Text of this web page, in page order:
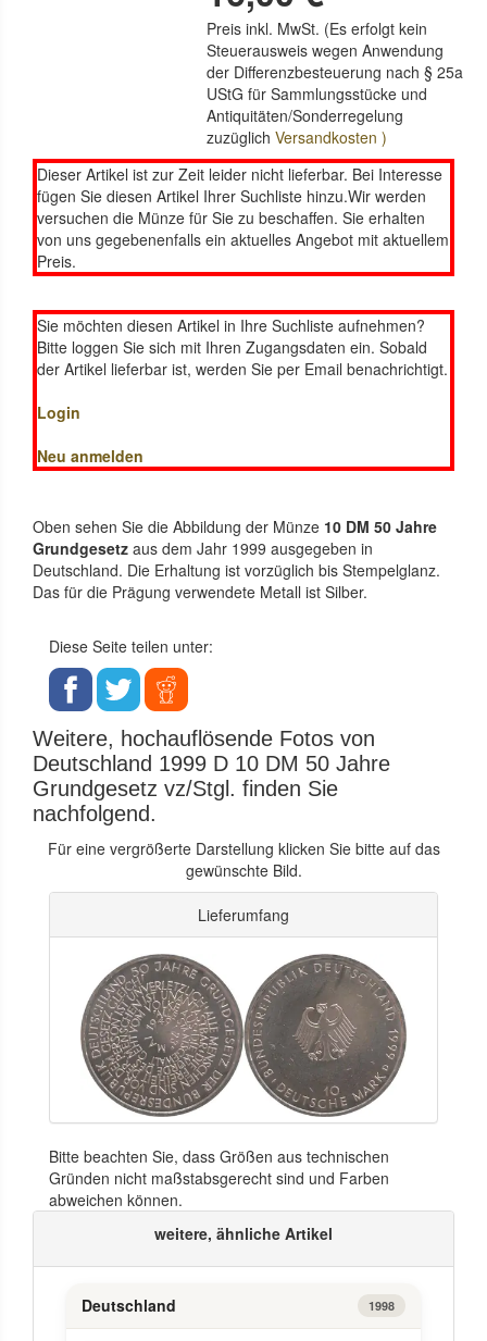
Preis inkl. MwSt. (Es erfolgt kein
Steuerausweis wegen Anwendung
der Differenzbesteuerung nach § 25a
UStG für Sammlungsstücke und
Antiquitäten/Sonderregelung
zuzüglichVersandkosten )
Dieser Artikel ist zur Zeit leider nicht lieferbar. Bei Interesse
fügen Sie diesen Artikel Ihrer Suchliste hinzu.Wir werden
versuchen die Münze für Sie zu beschaffen. Sie erhalten
von uns gegebenenfalls ein aktuelles Angebot mit aktuellem
Preis.
Sie möchten diesen Artikel in Ihre Suchliste aufnehmen?
Bitte loggen Sie sich mit Ihren Zugangsdaten ein. Sobald
der Artikel lieferbar ist, werden Sie per Email benachrichtigt.
Login
Neu anmelden
Oben sehen Sie die Abbildung der Münze 10 DM 50 Jahre
Grundgesetz aus dem Jahr 1999 ausgegeben in
Deutschland. Die Erhaltung ist vorzüglich bis Stempelglanz.
Das für die Prägung verwendete Metall ist Silber.
Diese Seite teilen unter:
Weitere, hochauflösende Fotos von
Deutschland 1999 D 10 DM 50 Jahre
Grundgesetz vz/Stgl. finden Sie
nachfolgend.
Für eine vergrößerte Darstellung klicken Sie bitte auf das
gewünschte Bild.
Lieferumfang
Bitte beachten Sie, dass Größen aus technischen
Gründen nicht maßstabsgerecht sind und Farben
abweichen können.
weitere, ähnliche Artikel
Deutschland 1998